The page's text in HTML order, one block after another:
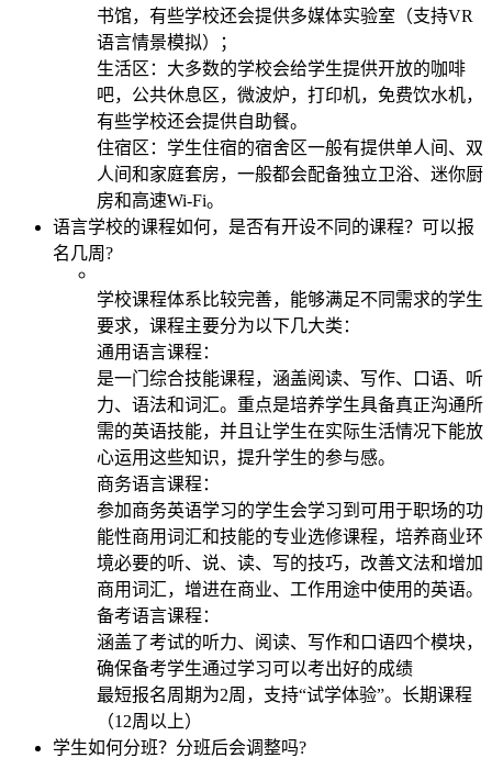
书馆，有些学校还会提供多媒体实验室（支持VR
语言情景模拟）；
生活区：大多数的学校会给学生提供开放的咖啡
吧，公共休息区，微波炉，打印机，免费饮水机，
有些学校还会提供自助餐。
住宿区：学生住宿的宿舍区一般有提供单人间、双
人间和家庭套房，一般都会配备独立卫浴、迷你厨
房和高速Wi-Fi。
语言学校的课程如何，是否有开设不同的课程？可以报
名几周?
学校课程体系比较完善，能够满足不同需求的学生
要求，课程主要分为以下几大类：
通用语言课程：
是一门综合技能课程，涵盖阅读、写作、口语、听
力、语法和词汇。重点是培养学生具备真正沟通所
需的英语技能，并且让学生在实际生活情况下能放
心运用这些知识，提升学生的参与感。
商务语言课程：
参加商务英语学习的学生会学习到可用于职场的功
能性商用词汇和技能的专业选修课程，培养商业环
境必要的听、说、读、写的技巧，改善文法和增加
商用词汇，增进在商业、工作用途中使用的英语。
备考语言课程：
涵盖了考试的听力、阅读、写作和口语四个模块，
确保备考学生通过学习可以考出好的成绩
最短报名周期为2周，支持“试学体验”。长期课程
（12周以上）
学生如何分班？分班后会调整吗?